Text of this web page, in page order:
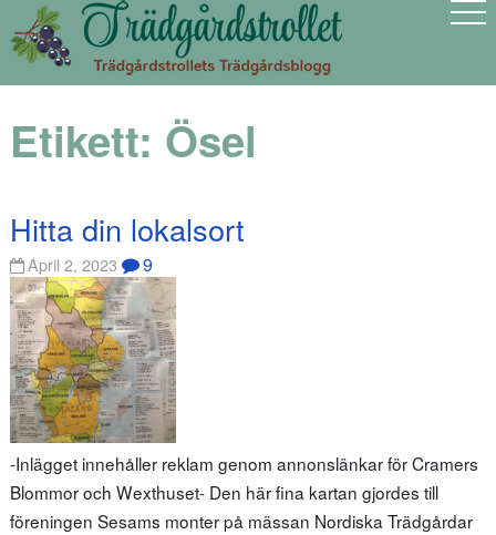
Etikett: Ösel
Hitta din lokalsort
April 2, 2023 9
-Inlägget innehåller reklam genom annonslänkar för Cramers
Blommor och Wexthuset- Den här fina kartan gjordes till
föreningen Sesams monter på mässan Nordiska Trädgårdar